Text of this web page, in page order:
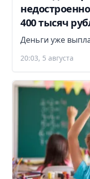
400 тысяч
Деньги уже
20:03, 5 августа